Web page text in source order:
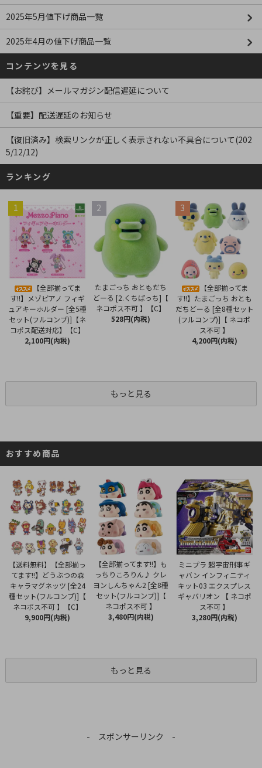
2025年5月値下げ商品一覧
2025年4月の値下げ商品一覧
コンテンツを見る
【お詫び】メールマガジン配信遅延について
【重要】配送遅延のお知らせ
【復旧済み】検索リンクが正しく表示されない不具合について(202
5/12/12)
ランキング
1
【全部揃ってま
す!!】メゾピアノ フィギ
ュアキーホルダー [全5種
セット(フルコンプ)]【ネ
コポス配送対応】【C】
2,100円(内税)
2
たまごっち おともだち
どーる [2.くちぱっち]【
ネコポス不可 】【C】
528円(内税)
3
【全部揃ってま
す!!】たまごっち おとも
だちどーる [全8種セット
(フルコンプ)]【 ネコポ
ス不可 】
4,200円(内税)
もっと見る
おすすめ商品
【送料無料】【全部揃っ
てます!!】どうぶつの森
キャラマグネッツ [全24
種セット(フルコンプ)]【
ネコポス不可 】【C】
9,900円(内税)
【全部揃ってます!!】も
っちりころりん♪ クレ
ヨンしんちゃん2 [全8種
セット(フルコンプ)]【
ネコポス不可 】
3,480円(内税)
ミニプラ 超宇宙刑事ギ
ャバン インフィニティ
キット03 エクスプレス
ギャバリオン 【 ネコポ
ス不可 】
3,280円(内税)
もっと見る
- スポンサーリンク -